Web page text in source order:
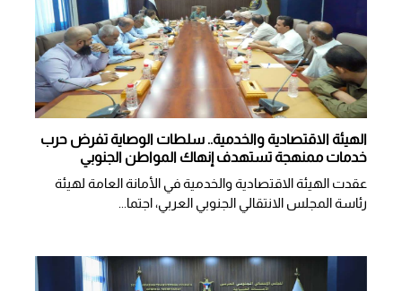
الهيئة الاقتصادية والخدمية.. سلطات الوصاية تفرض حرب
خدمات ممنهجة تستهدف إنهاك المواطن الجنوبي
عقدت الهيئة الاقتصادية والخدمية في الأمانة العامة لهيئة
رئاسة المجلس الانتقالي الجنوبي العربي، اجتما...